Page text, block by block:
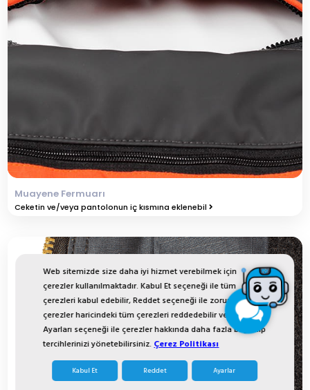
Web sitemizde size daha iyi hizmet verebilmek için
çerezler kullanılmaktadır. Kabul Et seçeneği ile tüm
çerezleri kabul edebilir, Reddet seçeneği ile zorunlu
çerezler haricindeki tüm çerezleri reddedebilir veya Çerez
Ayarları seçeneği ile çerezler hakkında daha fazla bilgi alıp
tercihlerinizi yönetebilirsiniz.Çerez Politikası
Kabul Et Reddet Ayarlar
Muayene Fermuarı
Ceketin ve/veya pantolonun iç kısmına eklenebil